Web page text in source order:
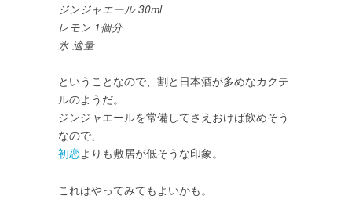
ジンジャエール 30ml
レモン 1個分
氷 適量
ということなので、割と日本酒が多めなカクテ
ルのようだ。
ジンジャエールを常備してさえおけば飲めそう
なので、
初恋よりも敷居が低そうな印象。
これはやってみてもよいかも。